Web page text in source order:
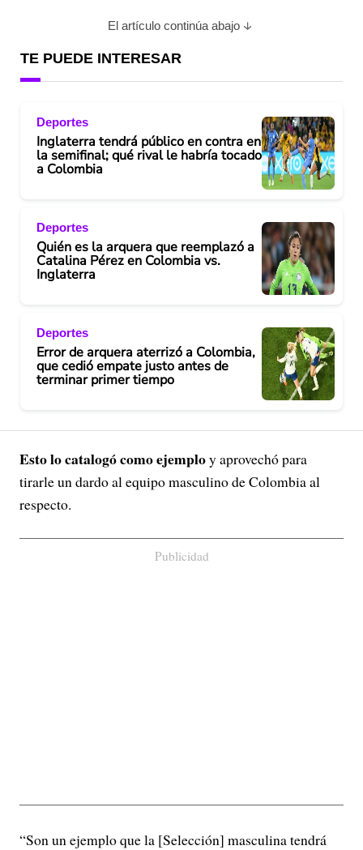
El artículo continúa abajo
TE PUEDE INTERESAR
Deportes
Inglaterra tendrá público en contra en
la semifinal; qué rival le habría tocado
a Colombia
Deportes
Quién es la arquera que reemplazó a
Catalina Pérez en Colombia vs.
Inglaterra
Deportes
Error de arquera aterrizó a Colombia,
que cedió empate justo antes de
terminar primer tiempo
Esto lo catalogó como ejemploy aprovechó para
tirarle un dardo al equipo masculino de Colombia al
respecto.
Publicidad
“Son un ejemplo que la [Selección] masculina tendrá